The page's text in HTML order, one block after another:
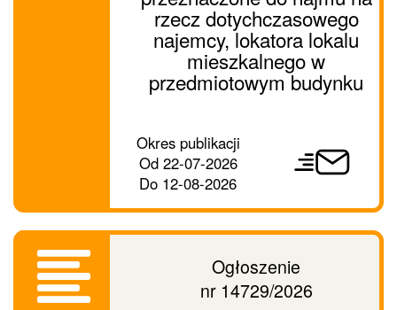
rzecz dotychczasowego
najemcy, lokatora lokalu
mieszkalnego w
przedmiotowym budynku
Okres publikacji
Od22-07-2026
Do 12-08-2026
ogłoszenie
dalej
Ogłoszenie
nr 14729/2026